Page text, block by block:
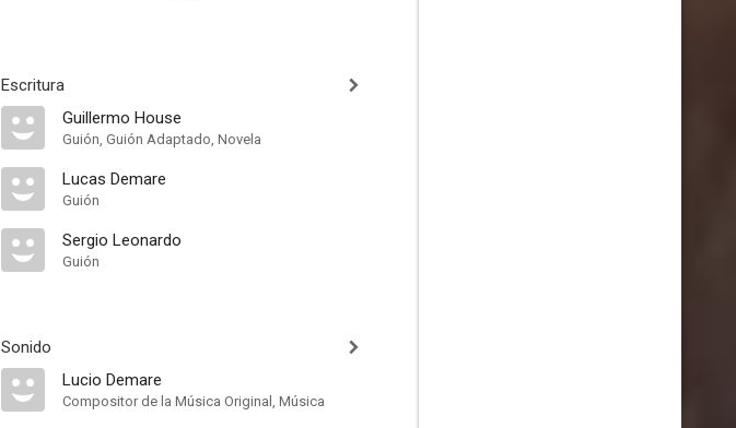
Escritura
Guillermo House
Guión, Guión Adaptado, Novela
Lucas Demare
Guión
Sergio Leonardo
Guión
Sonido
Lucio Demare
Compositor de la Música Original, Música